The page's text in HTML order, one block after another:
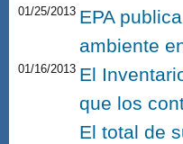
01/25/2013 EPA
ambiente
01/16/2013 El
que los
El total de